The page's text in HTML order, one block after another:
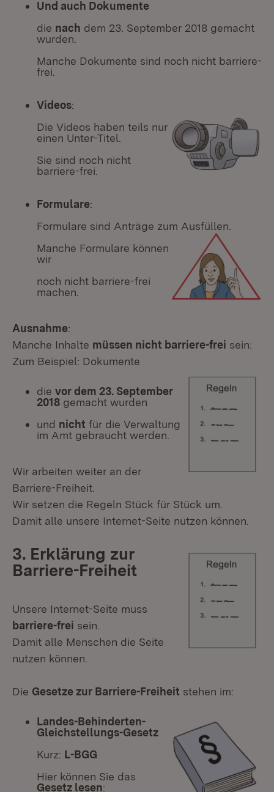
Und auch Dokumente
die nach dem 23. September 2018 gemacht
wurden.
Manche Dokumente sind noch nicht barriere-
frei.
Videos:
Die Videos haben teils nur
einen Unter-Titel.
Sie sind noch nicht
barriere-frei.
Formulare:
Formulare sind Anträge zum Ausfüllen.
Manche Formulare können
wir
noch nicht barriere-frei
machen.
Ausnahme:
Manche Inhalte müssen nicht barriere-frei sein:
Zum Beispiel: Dokumente
die vor dem 23. September
2018 gemacht wurden
und nicht für die Verwaltung
im Amt gebraucht werden.
Wir arbeiten weiter an der
Barriere-Freiheit.
Wir setzen die Regeln Stück für Stück um.
Damit alle unsere Internet-Seite nutzen können.
3. Erklärung zur
Barriere-Freiheit
Unsere Internet-Seite muss
barriere-frei sein.
Damit alle Menschen die Seite
nutzen können.
Die Gesetze zur Barriere-Freiheit stehen im:
Landes-Behinderten-
Gleichstellungs-Gesetz
Kurz: L-BGG
Hier können Sie das
Gesetz lesen: